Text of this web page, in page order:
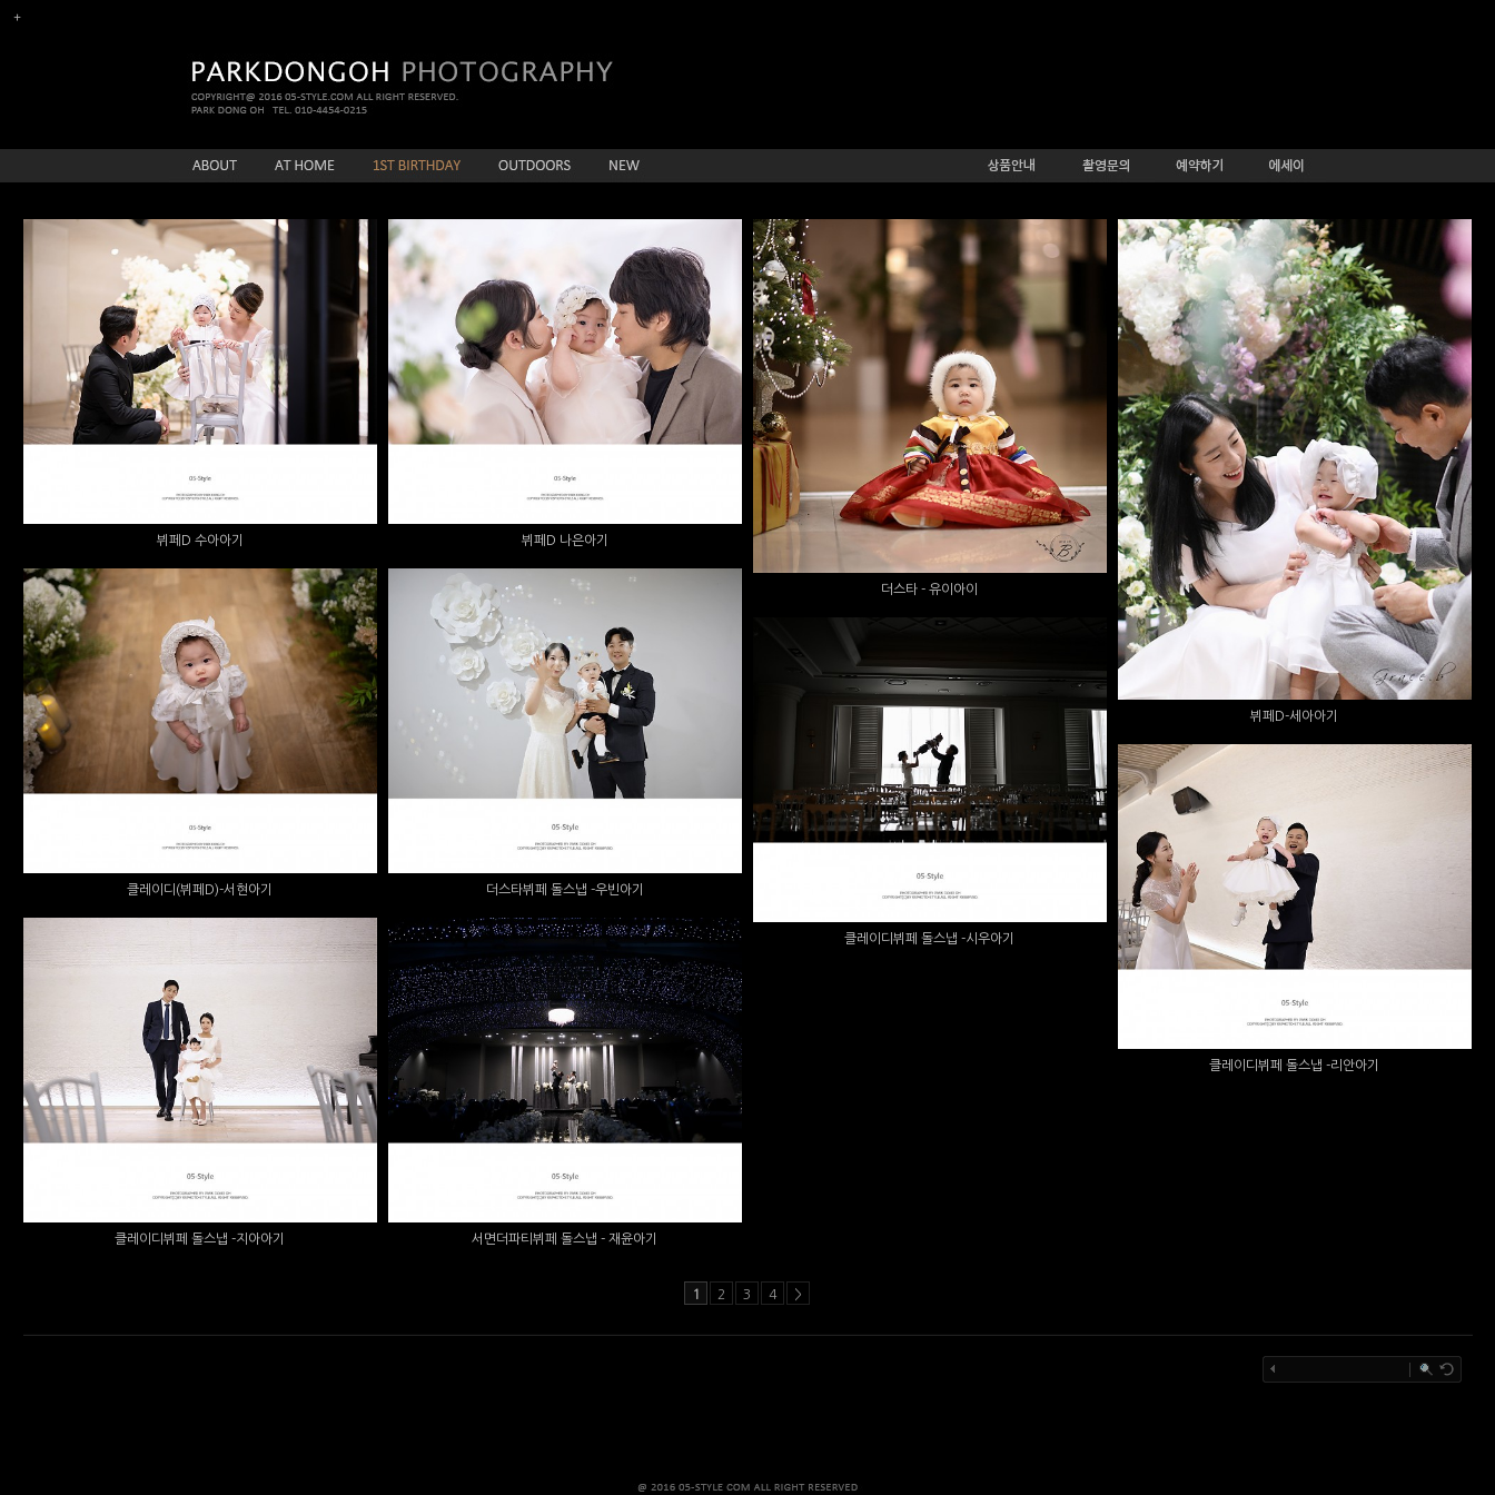
뷔페D 수아아기
뷔페D 수아아기
뷔페D 나은아기
뷔페D 나은아기
더스타 - 유이아이
더스타 - 유이아이
뷔페D-세아아기
뷔페D-세아아기
클레이디(뷔페D)-서현아기
클레이디(뷔페D)-서현아기
더스타뷔페 돌스냅 -우빈아기
더스타뷔페 돌스냅 -우빈아기
클레이디뷔페 돌스냅 -시우아기
클레이디뷔페 돌스냅 -시우아기
클레이디뷔페 돌스냅 -리안아기
클레이디뷔페 돌스냅 -리안아기
클레이디뷔페 돌스냅 -지아아기
클레이디뷔페 돌스냅 -지아아기
서면더파티뷔페 돌스냅 - 재윤아기
서면더파티뷔페 돌스냅 - 재윤아기
1 2 3 4 >